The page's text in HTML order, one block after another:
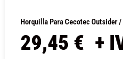
Horquilla Para Cecotec Outsider /
29,45 € +